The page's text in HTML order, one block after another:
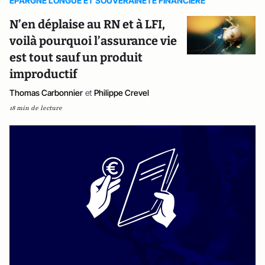
N’en déplaise au RN et à LFI,
voilà pourquoi l’assurance vie
est tout sauf un produit
improductif
Thomas Carbonnier et Philippe Crevel
18 min de lecture